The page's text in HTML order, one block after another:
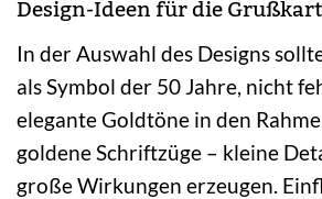
Design-Ideen für die
In der Auswahl des Designs
als Symbol der 50 Jahre, nicht
elegante Goldtöne in den
goldene Schriftzüge – kleine
große Wirkungen erzeugen.